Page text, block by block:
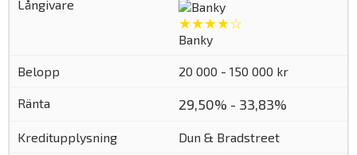
★★★★☆
Banky
20 000 - 150 000 kr
29,50% - 33,83%
Dun & Bradstreet